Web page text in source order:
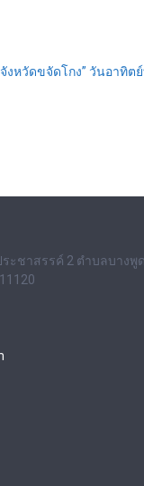
งหวัดขจัดโกง” วันอาทิต
ะชาสรรค์ 2 ตำบลบางพูด